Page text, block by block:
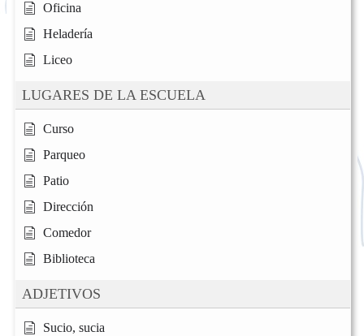
Oficina
Heladería
Liceo
LUGARES DE LA ESCUELA
Curso
Parqueo
Patio
Dirección
Comedor
Biblioteca
ADJETIVOS
Sucio, sucia